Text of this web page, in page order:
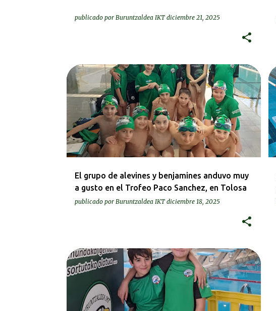
publicado por Buruntzaldea IKT diciembre 21, 2025
El grupo de alevines y benjamines anduvo muy
a gusto en el Trofeo Paco Sanchez, en Tolosa
publicado por Buruntzaldea IKT diciembre 18, 2025
KRONIKAK-CRÓNICAS
KRONIKAK-CRÓNICAS